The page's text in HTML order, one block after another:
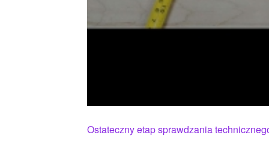
Ostateczny etap sprawdzania